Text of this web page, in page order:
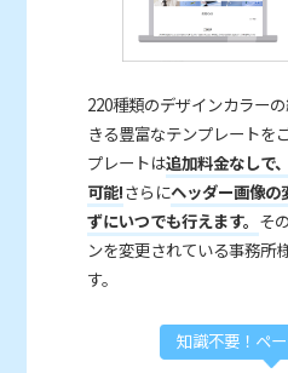
220種類のデザインカラー
きる豊富なテンプレートを
プレートは追加料金なしで
可能!さらにヘッダー画像の
ずにいつでも行えます。 そ
ンを変更されている事務所
す。
知識不要！ペ